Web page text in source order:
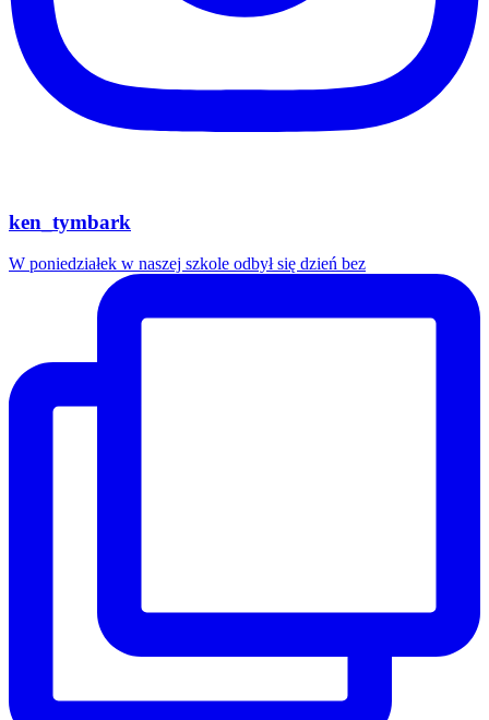
ken_tymbark
W poniedziałek w naszej szkole odbył się dzień bez